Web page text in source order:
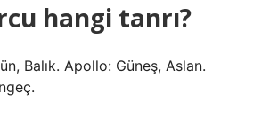
hangi tanrı?
Balık. Apollo: Güneş, Aslan.